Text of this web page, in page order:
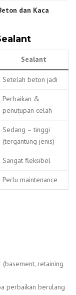
dan Kaca
Sealant
Setelah beton jadi
Perbaikan &
penutupan celah
Sedang – tinggi
(tergantung jenis)
Sangat fleksibel
Perlu maintenance
retaining
perbaikan berulang